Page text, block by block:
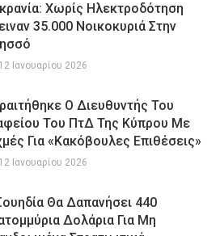
Χωρίς Ηλεκτροδότηση
35.000 Νοικοκυριά Στην
12 Ιανουαρίου 2026
Ο Διευθυντής Του
Του ΠτΔ Της Κύπρου Με
Για «κακόβουλες Επιθέσεις»
12 Ιανουαρίου 2026
Θα Δαπανήσει 440
Δολάρια Για Μη